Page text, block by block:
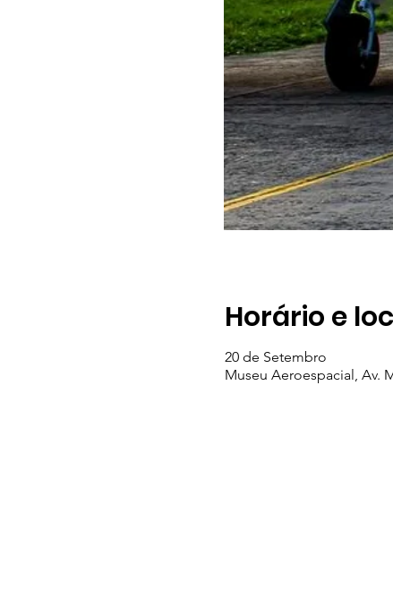
Horário e
20 de Setembro
Museu Aeroespacial, Av.